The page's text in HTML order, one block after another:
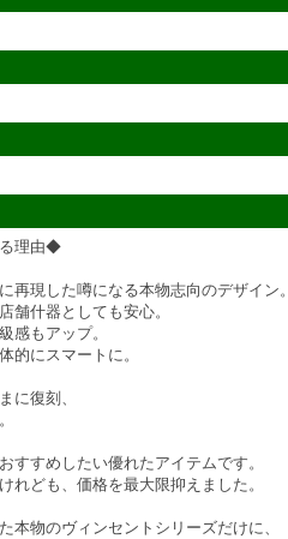
る理由◆
現した噂になる本物志向のデザイン。
舗什器としても安心。
感もアップ。
的にスマートに。
に復刻、
すすめしたい優れたアイテムです。
れども、価格を最大限抑えました。
本物のヴィンセントシリーズだけに、